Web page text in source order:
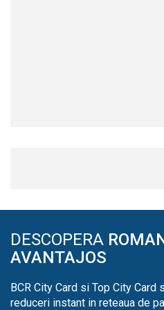
DESCOPERA
AVANTAJOS
BCR City Card si Top City
reduceri instant in reteaua de